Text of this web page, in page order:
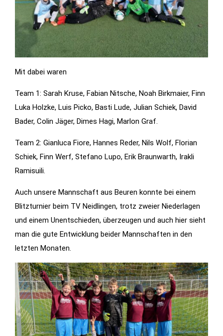
Mit dabei waren
Team 1: Sarah Kruse, Fabian Nitsche, Noah Birkmaier, Finn
Luka Holzke, Luis Picko, Basti Lude, Julian Schiek, David
Bader, Colin Jäger, Dimes Hagi, Marlon Graf.
Team 2: Gianluca Fiore, Hannes Reder, Nils Wolf, Florian
Schiek, Finn Werf, Stefano Lupo, Erik Braunwarth, Irakli
Ramisuili.
Auch unsere Mannschaft aus Beuren konnte bei einem
Blitzturnier beim TV Neidlingen, trotz zweier Niederlagen
und einem Unentschieden, überzeugen und auch hier sieht
man die gute Entwicklung beider Mannschaften in den
letzten Monaten.
wie die
Website
genutzt wird,
und helfen
uns somit
beim
der Website.
Wird für
manche
Features der
benötigt!
Marketing
Indem Sie uns Ihre
Verhalten beim
Besuch unserer
Website mitteilen,
erhöhen Sie die
Wahrscheinlichkeit,
personalisierte